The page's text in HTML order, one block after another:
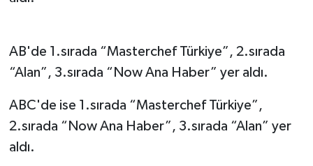
AB'de 1.sırada “Masterchef Türkiye”, 2.sırada
“Alan”, 3.sırada “Now Ana Haber” yer aldı.
ABC'de ise 1.sırada “Masterchef Türkiye”,
2.sırada “Now Ana Haber”, 3.sırada “Alan” yer
aldı.